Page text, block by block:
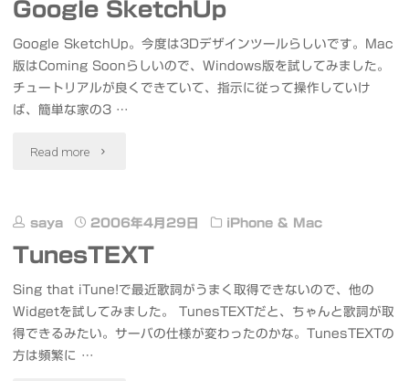
ー
Ｔ
Ｖ"
Google SketchUp
Google SketchUp。今度は3Dデザインツールらしいです。Mac
版はComing Soonらしいので、Windows版を試してみました。
チュートリアルが良くできていて、指示に従って操作していけ
ば、簡単な家の3 …
Read more "Google
saya 2006年4月29日 iPhone & Mac
TunesTEXT
Sing that iTune!で最近歌詞がうまく取得できないので、他の
Widgetを試してみました。 TunesTEXTだと、ちゃんと歌詞が取
得できるみたい。サーバの仕様が変わったのかな。TunesTEXTの
方は頻繁に …